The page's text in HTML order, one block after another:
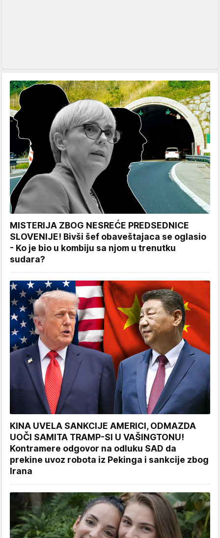
MISTERIJA ZBOG NESREĆE PREDSEDNICE
SLOVENIJE! Bivši šef obaveštajaca se oglasio
- Ko je bio u kombiju sa njom u trenutku
sudara?
KINA UVELA SANKCIJE AMERICI, ODMAZDA
UOČI SAMITA TRAMP-SI U VAŠINGTONU!
Kontramere odgovor na odluku SAD da
prekine uvoz robota iz Pekinga i sankcije zbog
Irana